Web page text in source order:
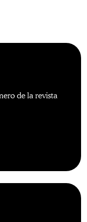
de la revista